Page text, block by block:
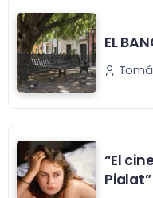
EL
“El
Pialat”